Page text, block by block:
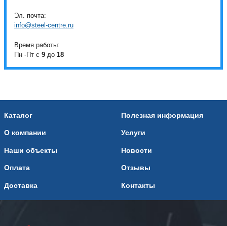
Эл. почта:
info@steel-centre.ru
Время работы:
Пн -Пт с 9 до 18
Каталог
О компании
Наши объекты
Оплата
Доставка
Полезная информация
Услуги
Новости
Отзывы
Контакты